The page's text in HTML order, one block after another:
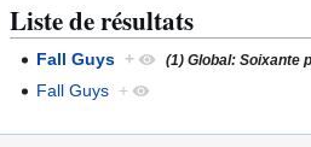
Liste de résultats
Fall Guys + (1) Global: Soixante
Fall Guys +